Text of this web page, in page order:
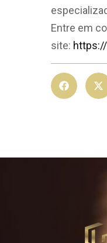
Entre em
site: